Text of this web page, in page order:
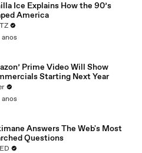
Ice Explains How the 90’s
America
anos
Prime Video Will Show
Starting Next Year
anos
Answers The Web's Most
Questions